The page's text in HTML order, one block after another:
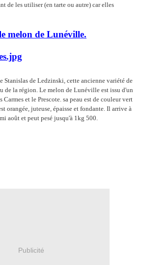
de les utiliser (en tarte ou autre) car elles
melon de Lunéville.
Stanislas de Ledzinski, cette ancienne variété de
de la région. Le melon de Lunéville est issu d'un
et le Prescote. sa peau est de couleur vert
orangée, juteuse, épaisse et fondante. Il arrive à
août et peut pesé jusqu'à 1kg 500.
Publicité